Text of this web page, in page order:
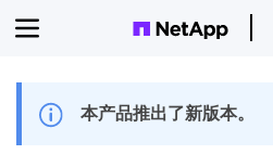
本产品推出了新版本。